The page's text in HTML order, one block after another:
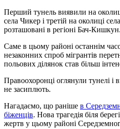
Перший тунель виявили на
села Чикер і третій на околиці
розташовані в регіоні Бач-Кишкун.
Саме в цьому районі останнім
незаконних спроб мігрантів
польових ділянок став більш
Правоохоронці оглянули тунелі і
не засиплють.
Нагадаємо, що раніше в
біженців. Нова трагедія біля
жертв у цьому районі